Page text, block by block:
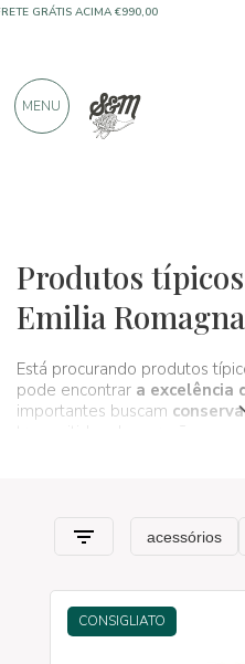
Produtos
Emilia Romagna
Está procurando produtos
pode encontrar a excelência
importantes buscam
transmitidos de gerações em
CONSIGLIATO
PRODUTOS DE EXCELENTES
MENU